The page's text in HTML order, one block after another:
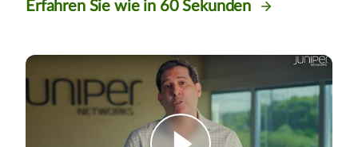
Erfahren Sie wie in 60 Sekunden